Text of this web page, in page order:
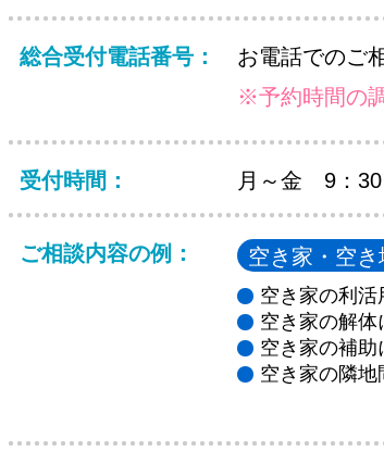
総合受付電話番号： お電話でのご
※予約時間の
受付時間： 月～金 9：30
ご相談内容の例： 空き家・空き
空き家の利活
空き家の解体
空き家の補助
空き家の隣地